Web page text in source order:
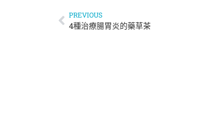
PREVIOUS
4種治療腸胃炎的藥草茶